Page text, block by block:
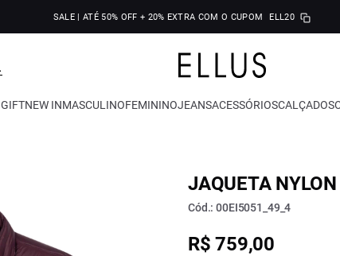
SALE | ATÉ 50% OFF + 20% EXTRA COM O CUPOM ELL20
GIFTNEW INMASCULINOFEMININOJEANSACESSÓRIOSCALÇADOS
JAQUETA
Cód.: 00EI5051_49_4
R$ 759,00